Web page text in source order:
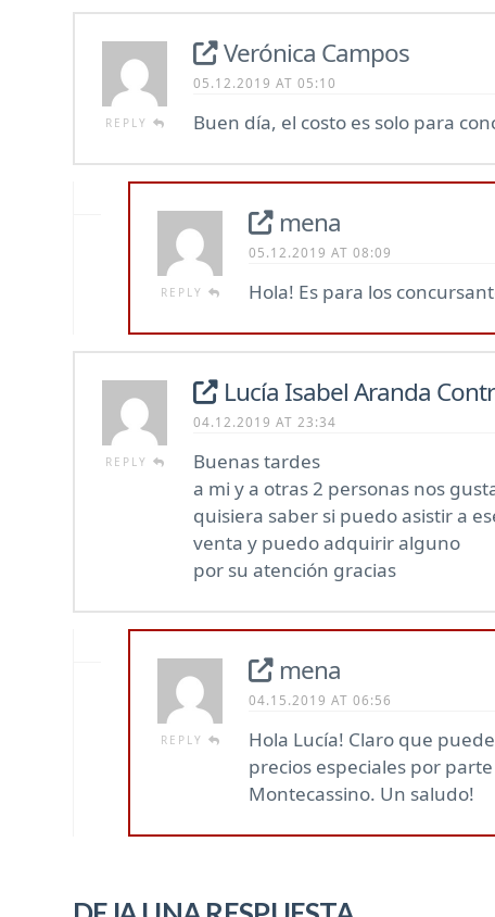
REPLY
Verónica Campos
05.12.2019 AT 05:10
Buen día, el costo es solo para
REPLY
mena
05.12.2019 AT 08:09
Hola! Es para los
REPLY
Lucía Isabel Aranda
04.12.2019 AT 23:34
Buenas tardes
a mi y a otras 2 personas nos
quisiera saber si puedo asistir a
venta y puedo adquirir alguno
por su atención gracias
REPLY
mena
04.15.2019 AT 06:56
Hola Lucía! Claro que
precios especiales por
Montecassino. Un saludo!